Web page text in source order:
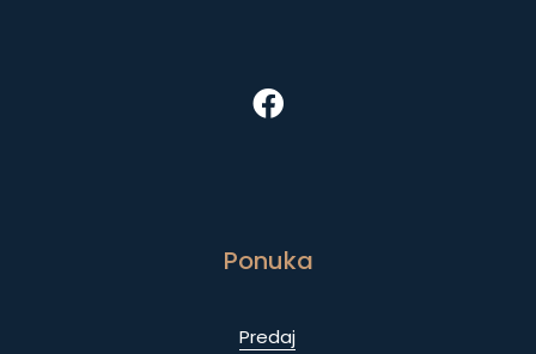
Ponuka
Predaj